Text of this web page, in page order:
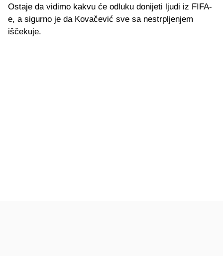
Ostaje da vidimo kakvu će odluku donijeti ljudi iz FIFA-
e, a sigurno je da Kovačević sve sa nestrpljenjem
iščekuje.